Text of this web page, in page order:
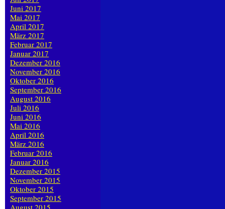
Juni 2017
Mai 2017
April 2017
März 2017
Februar 2017
Januar 2017
Dezember 2016
November 2016
Oktober 2016
September 2016
August 2016
Juli 2016
Juni 2016
Mai 2016
April 2016
März 2016
Februar 2016
Januar 2016
Dezember 2015
November 2015
Oktober 2015
September 2015
August 2015